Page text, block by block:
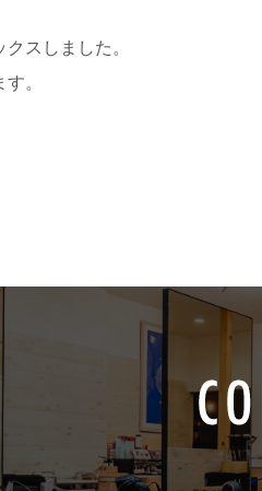
スしました。
。